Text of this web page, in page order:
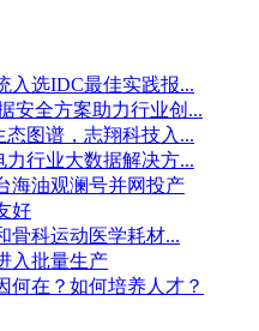
入选IDC最佳实践报...
安全方案助力行业创...
图谱，志翔科技入...
行业大数据解决方...
海油观澜号并网投产
好
骨科运动医学耗材...
入批量生产
何在？如何培养人才？